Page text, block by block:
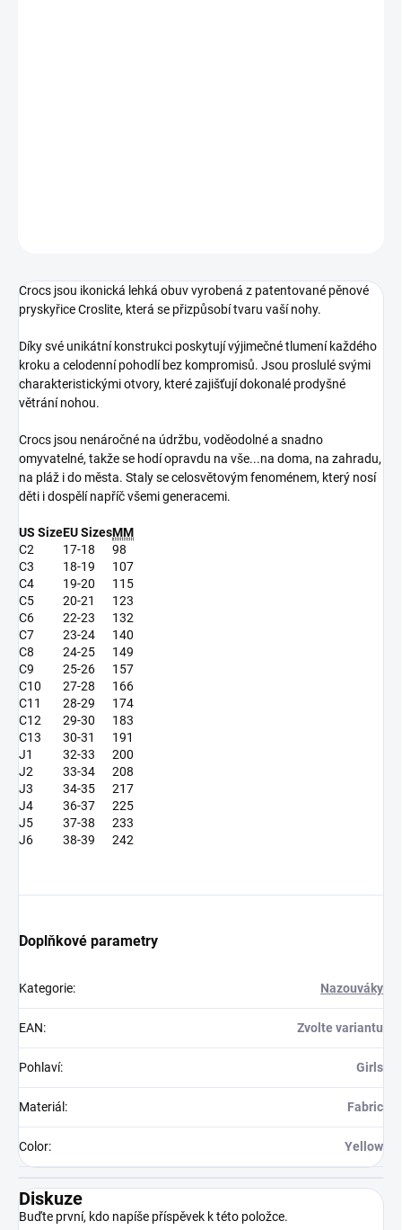
Crocs jsou ikonická lehká obuv vyrobená z patentované pěnové
pryskyřice Croslite, která se přizpůsobí tvaru vaší nohy.
Díky své unikátní konstrukci poskytují výjimečné tlumení každého
kroku a celodenní pohodlí bez kompromisů. Jsou proslulé svými
charakteristickými otvory, které zajišťují dokonalé prodyšné
větrání nohou.
Crocs jsou nenáročné na údržbu, voděodolné a snadno
omyvatelné, takže se hodí opravdu na vše...na doma, na zahradu,
na pláž i do města. Staly se celosvětovým fenoménem, který nosí
děti i dospělí napříč všemi generacemi.
US SizeEU SizesMM
C2
17-18
98
C3
18-19
107
C4
19-20
115
C5
20-21
123
C6
22-23
132
C7
23-24
140
C8
24-25
149
C9
25-26
157
C10
27-28
166
C11
28-29
174
C12
29-30
183
C13
30-31
191
J1
32-33
200
J2
33-34
208
J3
34-35
217
J4
36-37
225
J5
37-38
233
J6
38-39 242
Doplňkové parametry
Kategorie: Nazouváky
EAN: Zvolte variantu
Pohlaví: Girls
Materiál : Fabric
Color: Yellow
Diskuze
Buďte první, kdo napíše příspěvek k této položce.